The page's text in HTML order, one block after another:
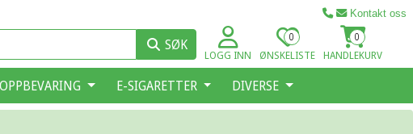
Kontakt oss
SØK
LOGG INN ØNSKELISTE
0
HANDLEKURV
0
OPPBEVARING E-SIGARETTER DIVERSE